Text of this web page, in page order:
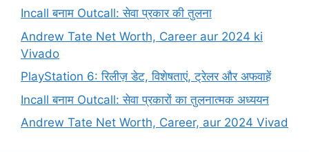
Incall बनाम Outcall: सेवा प्रकार की तुलना
Andrew Tate Net Worth, Career aur 2024 ki
Vivado
PlayStation 6: रिलीज़ डेट, विशेषताएं, ट्रेलर और अफवाहें
Incall बनाम Outcall: सेवा प्रकारों का तुलनात्मक अध्ययन
Andrew Tate Net Worth, Career, aur 2024 Vivad